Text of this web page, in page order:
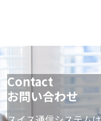
Contact
お問い合わせ